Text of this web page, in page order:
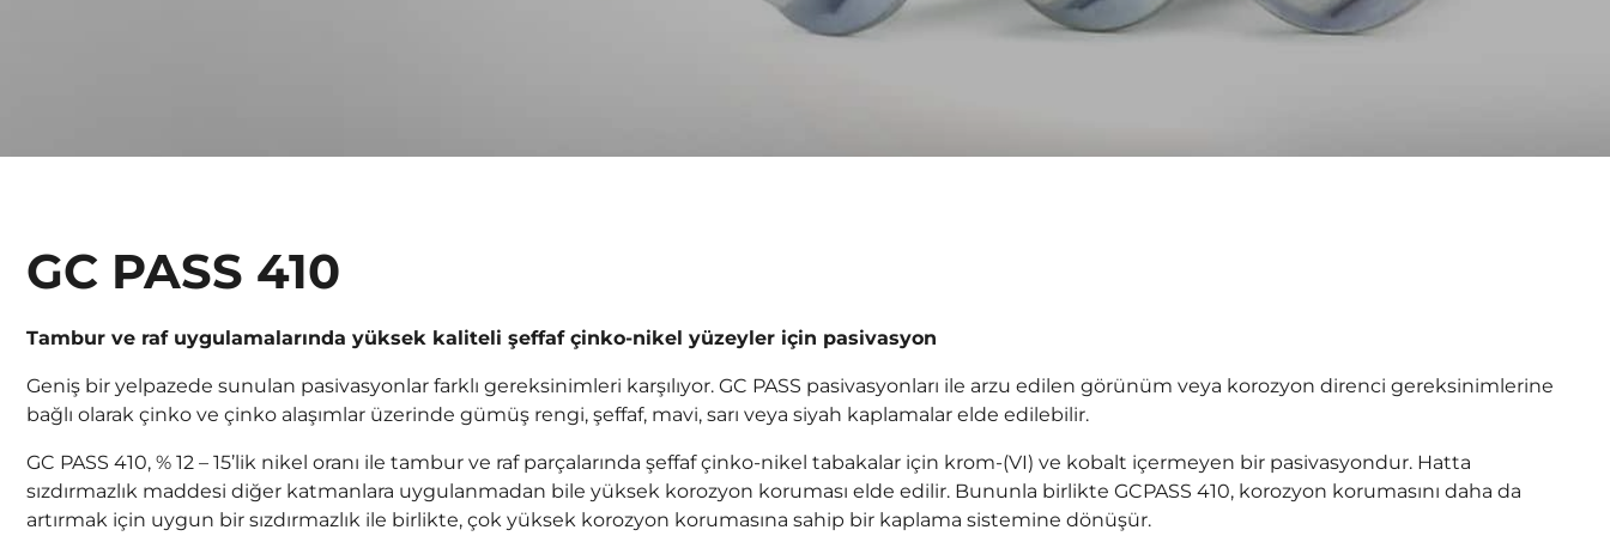
GC PASS 410
Tambur ve raf uygulamalarında yüksek kaliteli şeffaf çinko-nikel yüzeyler için pasivasyon
Geniş bir yelpazede sunulan pasivasyonlar farklı gereksinimleri karşılıyor. GC PASS pasivasyonları ile arzu edilen görünüm veya korozyon direnci gereksinimlerine
bağlı olarak çinko ve çinko alaşımlar üzerinde gümüş rengi, şeffaf, mavi, sarı veya siyah kaplamalar elde edilebilir.
GC PASS 410, % 12 – 15’lik nikel oranı ile tambur ve raf parçalarında şeffaf çinko-nikel tabakalar için krom-(VI) ve kobalt içermeyen bir pasivasyondur. Hatta
sızdırmazlık maddesi diğer katmanlara uygulanmadan bile yüksek korozyon koruması elde edilir. Bununla birlikte GCPASS 410, korozyon korumasını daha da
artırmak için uygun bir sızdırmazlık ile birlikte, çok yüksek korozyon korumasına sahip bir kaplama sistemine dönüşür.